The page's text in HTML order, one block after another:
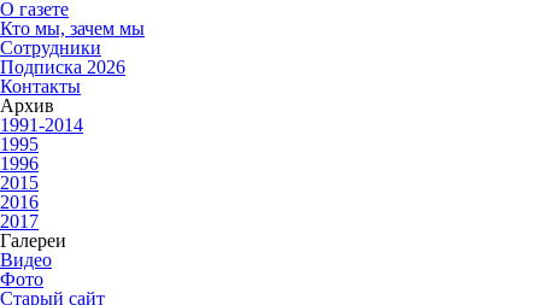
О газете
Кто мы, зачем мы
Сотрудники
Подписка 2026
Контакты
Архив
1991-2014
1995
1996
2015
2016
2017
Галереи
Видео
Фото
Старый сайт